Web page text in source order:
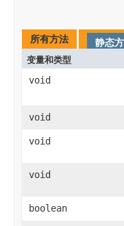
所有方法 静态
变量和类型
void
void
void
void
boolean